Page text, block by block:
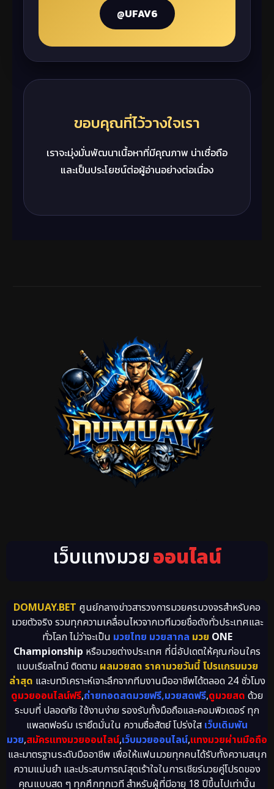
@UFAV6
ขอบคุณที่ไว้วางใจเรา
เราจะมุ่งมั่นพัฒนาเนื้อหาที่มีคุณภาพ น่าเชื่อถือ
และเป็นประโยชน์ต่อผู้อ่านอย่างต่อเนื่อง
เว็บแทงมวยออนไลน์
DOMUAY.BET ศูนย์กลางข่าวสารวงการมวยครบวงจรสำหรับคอ
มวยตัวจริง รวมทุกความเคลื่อนไหวจากเวทีมวยชื่อดังทั่วประเทศและ
ทั่วโลก ไม่ว่าจะเป็น มวยไทย มวยสากล มวย ONE
Championship หรือมวยต่างประเทศ ที่นี่อัปเดตให้คุณก่อนใคร
แบบเรียลไทม์ ติดตาม ผลมวยสด ราคามวยวันนี้ โปรแกรมมวย
ล่าสุด และบทวิเคราะห์เจาะลึกจากทีมงานมืออาชีพได้ตลอด 24 ชั่วโมง
ดูมวยออนไลน์ฟรี,ถ่ายทอดสดมวยฟรี,มวยสดฟรี,ดูมวยสด ด้วย
ระบบที่ ปลอดภัย ใช้งานง่าย รองรับทั้งมือถือและคอมพิวเตอร์ ทุก
แพลตฟอร์ม เรายึดมั่นใน ความซื่อสัตย์ โปร่งใส เว็บเดิมพัน
มวย,สมัครแทงมวยออนไลน์,เว็บมวยออนไลน์,แทงมวยผ่านมือถือ
และมาตรฐานระดับมืออาชีพ เพื่อให้แฟนมวยทุกคนได้รับทั้งความสนุก
ความแม่นยำ และประสบการณ์สุดเร้าใจในการเชียร์มวยคู่โปรดของ
คุณแบบสด ๆ ทุกศึกทุกเวที สำหรับผู้ที่มีอายุ 18 ปีขึ้นไปเท่านั้น